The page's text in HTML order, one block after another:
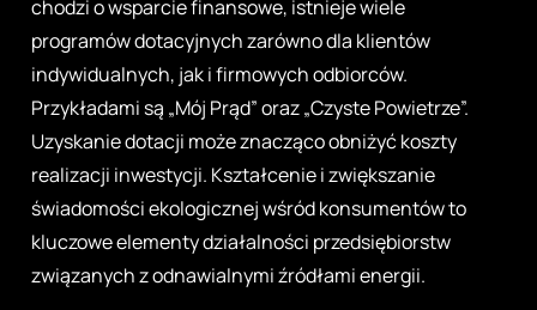
chodzi o wsparcie finansowe, istnieje wiele
programów dotacyjnych zarówno dla klientów
indywidualnych, jak i firmowych odbiorców.
Przykładami są „Mój Prąd” oraz „Czyste Powietrze”.
Uzyskanie dotacji może znacząco obniżyć koszty
realizacji inwestycji. Kształcenie i zwiększanie
świadomości ekologicznej wśród konsumentów to
kluczowe elementy działalności przedsiębiorstw
związanych z odnawialnymi źródłami energii.